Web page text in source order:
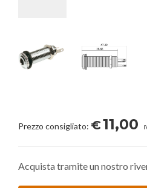
Prezzo consigliato: €11,00
Acquista tramite un nostro